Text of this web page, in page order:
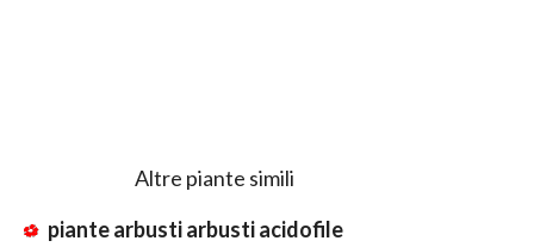
Altre piante simili
piante arbusti arbusti acidofile